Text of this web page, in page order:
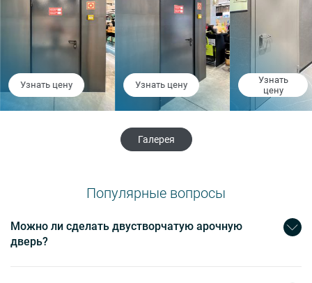
Узнать цену Узнать цену
Узнать
цену
Галерея
Популярные вопросы
Можно ли сделать двустворчатую арочную
дверь?